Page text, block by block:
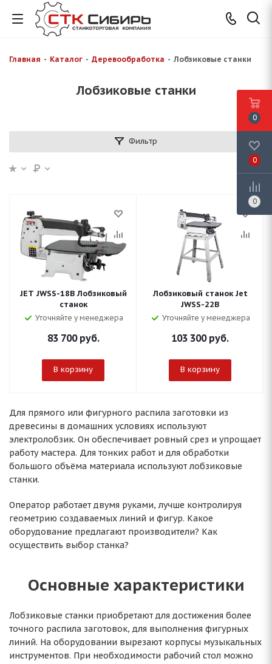
Главная - Каталог - Деревообработка - Лобзиковые станки
Лобзиковые станки
Фильтр
JET JWSS-18B Лобзиковый
станок
Уточняйте у менеджера
83 700руб.
В корзину
Лобзиковый станок Jet
JWSS-22B
Уточняйте у менеджера
103 300руб.
В корзину
Для прямого или фигурного распила заготовки из
древесины в домашних условиях используют
электролобзик. Он обеспечивает ровный срез и упрощает
работу мастера. Для тонких работ и для обработки
большого объёма материала используют лобзиковые
станки.
Оператор работает двумя руками, лучше контролируя
геометрию создаваемых линий и фигур. Какое
оборудование предлагают производители? Как
осуществить выбор станка?
Основные характеристики
Лобзиковые станки приобретают для достижения более
точного распила заготовок, для выполнения фигурных
линий. На оборудовании вырезают корпусы музыкальных
инструментов. При необходимости рабочий стол можно
0
0
0